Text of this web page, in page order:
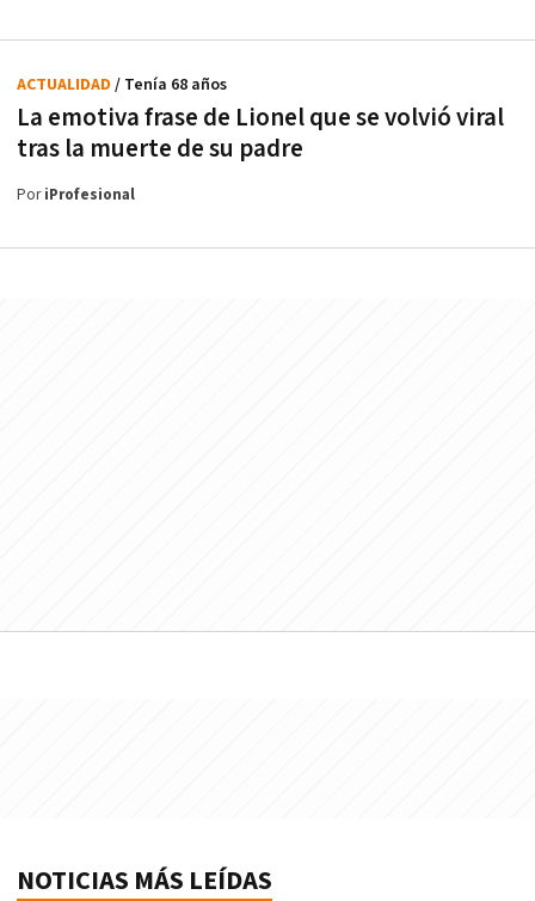
La emotiva frase de Lionel que se volvió viral
tras la muerte de su padre
ACTUALIDAD / Tenía 68 años
PoriProfesional
NOTICIAS MÁS LEÍDAS